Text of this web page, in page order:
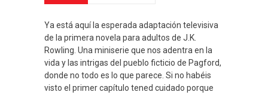
Ya está aquí la esperada adaptación televisiva
de la primera novela para adultos de J.K.
Rowling. Una miniserie que nos adentra en la
vida y las intrigas del pueblo ficticio de Pagford,
donde no todo es lo que parece. Si no habéis
visto el primer capítulo tened cuidado porque